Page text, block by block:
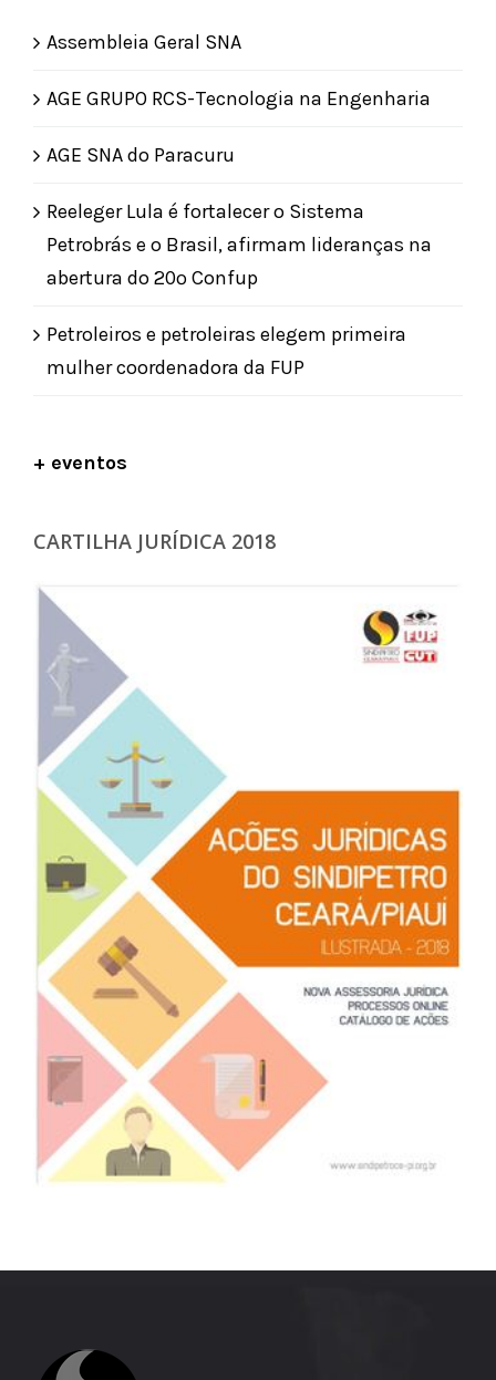
Assembleia Geral SNA
AGE GRUPO RCS-Tecnologia na Engenharia
AGE SNA do Paracuru
Reeleger Lula é fortalecer o Sistema
Petrobrás e o Brasil, afirmam lideranças na
abertura do 20º Confup
Petroleiros e petroleiras elegem primeira
mulher coordenadora da FUP
+ eventos
CARTILHA JURÍDICA 2018